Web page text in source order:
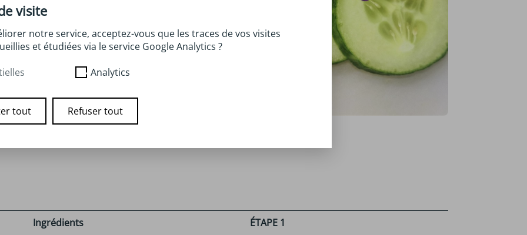
Ingrédients
ÉTAPE 1
visite
notre service, acceptez-vous que les traces de vos visites
et étudiées via le service Google Analytics ?
Analytics
tout Refuser tout